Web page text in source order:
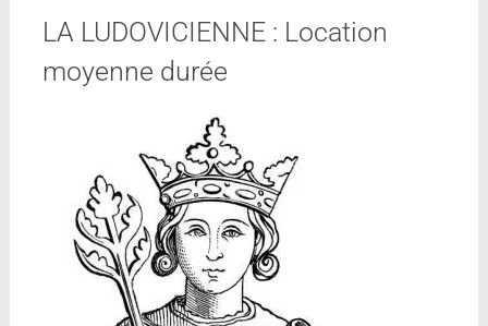
LA LUDOVICIENNE : Location
moyenne durée